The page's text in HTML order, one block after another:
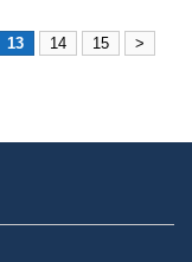
13 14 15 >